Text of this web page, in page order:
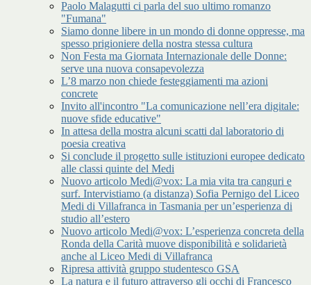
Paolo Malagutti ci parla del suo ultimo romanzo
"Fumana"
Siamo donne libere in un mondo di donne oppresse, ma
spesso prigioniere della nostra stessa cultura
Non Festa ma Giornata Internazionale delle Donne:
serve una nuova consapevolezza
L’8 marzo non chiede festeggiamenti ma azioni
concrete
Invito all'incontro "La comunicazione nell’era digitale:
nuove sfide educative"
In attesa della mostra alcuni scatti dal laboratorio di
poesia creativa
Si conclude il progetto sulle istituzioni europee dedicato
alle classi quinte del Medi
Nuovo articolo Medi@vox: La mia vita tra canguri e
surf. Intervistiamo (a distanza) Sofia Pernigo del Liceo
Medi di Villafranca in Tasmania per un’esperienza di
studio all’estero
Nuovo articolo Medi@vox: L’esperienza concreta della
Ronda della Carità muove disponibilità e solidarietà
anche al Liceo Medi di Villafranca
Ripresa attività gruppo studentesco GSA
La natura e il futuro attraverso gli occhi di Francesco